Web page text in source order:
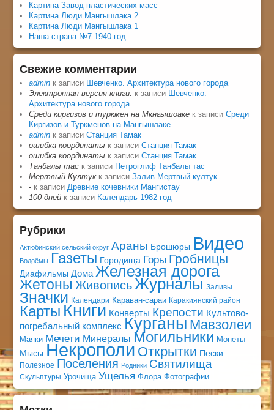
Картина Завод пластических масс
Картина Люди Мангышлака 2
Картина Люди Мангышлака 1
Наша страна №7 1940 год
Свежие комментарии
admin к записи Шевченко. Архитектура нового города
Электронная версия книги. к записи Шевченко.
Архитектура нового города
Среди киргизов и туркмен на Мкнгышоаке к записиСреди
Киргизов и Туркменов на Мангышлаке
admin к записиСтанция Тамак
ошибка координаты к записиСтанция Тамак
ошибка координаты к записиСтанция Тамак
Танбалы тас к записи Петроглиф Танбалы тас
Мертвый Култукк записиЗалив Мертвый култук
- к записиДревние кочевники Мангистау
100 дней к записи Календарь 1982 год
Рубрики
Актюбинский сельский округ Араны Брошюры Видео
Водоёмы Газеты Городища Горы Гробницы
Диафильмы Дома Железная дорога
Жетоны Живопись Журналы Заливы
Значки Календари Караван-сараи Каракиянский район
Карты Книги Конверты Крепости Культово-
погребальный комплекс Курганы Мавзолеи
Маяки Мечети Минералы Могильники Монеты
Мысы Некрополи Открытки Пески
Полезное Поселения Родники Святилища
Скульптуры Урочища Ущелья Флора Фотографии